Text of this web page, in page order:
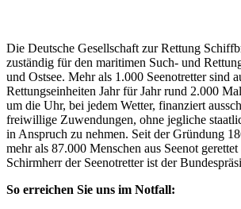
Die Deutsche Gesellschaft zur Rettung
zuständig für den maritimen Such- und
und Ostsee. Mehr als 1.000 Seenotretter sind
Rettungseinheiten Jahr für Jahr rund 2.000
um die Uhr, bei jedem Wetter, finanziert
freiwillige Zuwendungen, ohne jegliche
in Anspruch zu nehmen. Seit der Gründung
mehr als 87.000 Menschen aus Seenot
Schirmherr der Seenotretter ist der
So erreichen Sie uns im Notfall: